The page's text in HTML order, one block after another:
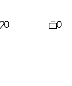
0 0